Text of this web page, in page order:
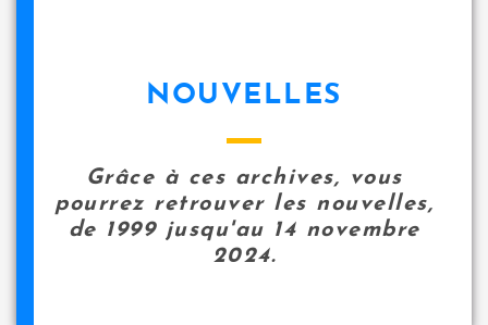
NOUVELLES
Grâce à ces archives, vous
pourrez retrouver les nouvelles,
de 1999 jusqu'au 14 novembre
2024.